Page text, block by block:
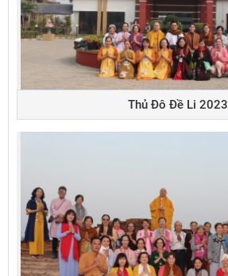
Thủ Đô Đề Li 2023